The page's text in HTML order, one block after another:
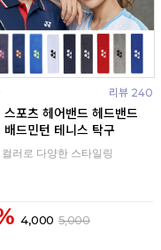
리뷰 240
스포츠 헤어밴드 헤드밴드
배드민턴 테니스 탁구
러로 다양한 스타일링
4,000 5,000